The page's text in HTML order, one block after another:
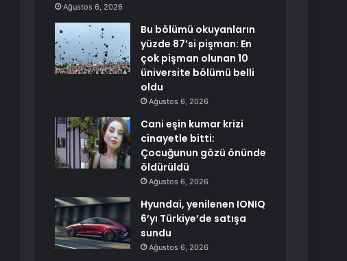
Ağustos 6, 2026
Bu bölümü okuyanların
yüzde 87’si pişman: En
çok pişman olunan 10
üniversite bölümü belli
oldu
Ağustos 6, 2026
Cani eşin kumar krizi
cinayetle bitti:
Çocuğunun gözü önünde
öldürüldü
Ağustos 6, 2026
Hyundai, yenilenen IONIQ
6’yı Türkiye’de satışa
sundu
Ağustos 6, 2026